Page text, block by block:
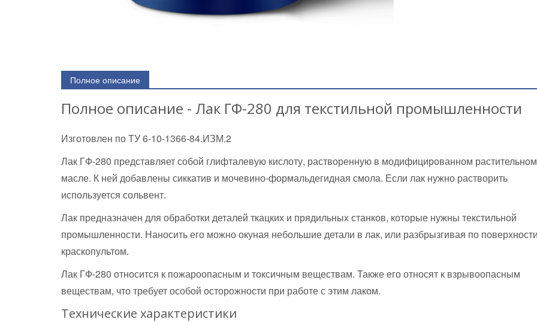
Полное описание
Полное описание - Лак ГФ-280 для текстильной промышленности
Изготовлен по ТУ 6-10-1366-84.ИЗМ.2
Лак ГФ-280 представляет собой глифталевую кислоту, растворенную в модифицированном растительном
масле. К ней добавлены сиккатив и мочевино-формальдегидная смола. Если лак нужно растворить
используется сольвент.
Лак предназначен для обработки деталей ткацких и прядильных станков, которые нужны текстильной
промышленности. Наносить его можно окуная небольшие детали в лак, или разбрызгивая по
краскопультом.
Лак ГФ-280 относится к пожароопасным и токсичным веществам. Также его относят к взрывоопасным
веществам, что требует особой осторожности при работе с этим лаком.
Технические характеристики